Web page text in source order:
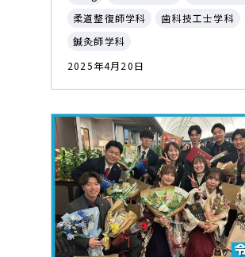
柔道整復師学科
歯科技工士学科
鍼灸師学科
2025年4月20日